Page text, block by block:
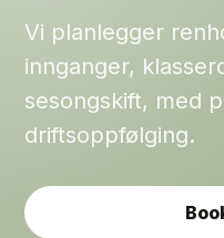
Vi planlegger
innganger,
sesongskift, med
driftsoppfølging.